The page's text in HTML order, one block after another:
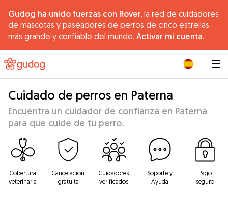
Gudog ha unido fuerzas con Rover, la red de cuidadores
de mascotas y paseadores de perros de cinco estrellas
más grande y confiable del mundo. Activar mi cuenta.
Cuidado de perros en Paterna
Encuentra un cuidador de confianza en Paterna
para que cuide de tu perro.
Cobertura
veterinaria
Cancelación
gratuita
Cuidadores
verificados
Soporte y
Ayuda
Pago
seguro